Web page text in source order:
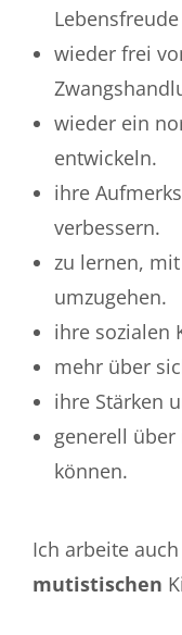
wieder frei
wieder ein
entwickeln.
ihre
verbessern.
zu lernen,
umzugehen.
ihre sozialen
mehr über
ihre Stärken
generell über
können.
Ich arbeite
mutistischen